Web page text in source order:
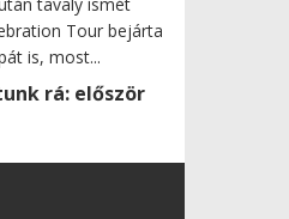
Tour bejárta
is, most...
rá: először